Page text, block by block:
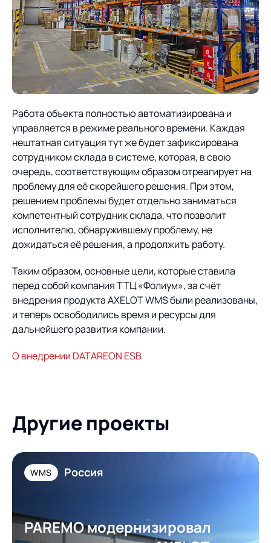
Работа объекта полностью автоматизирована и
управляется в режиме реального времени. Каждая
нештатная ситуация тут же будет зафиксирована
сотрудником склада в системе, которая, в свою
очередь, соответствующим образом отреагирует на
проблему для её скорейшего решения. При этом,
решением проблемы будет отдельно заниматься
компетентный сотрудник склада, что позволит
исполнителю, обнаружившему проблему, не
дожидаться её решения, а продолжить работу.
Таким образом, основные цели, которые ставила
перед собой компания ТТЦ «Фолиум», за счёт
внедрения продукта AXELOT WMS были реализованы,
и теперь освободились время и ресурсы для
дальнейшего развития компании.
О внедрении DATAREON ESB
Другие проекты
WMS Россия
PAREMO модернизировал